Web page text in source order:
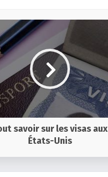
savoir sur les visas aux
États-Unis